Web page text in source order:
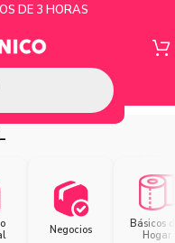
DE 3 HORAS
Negocios
Básicos
Hogar